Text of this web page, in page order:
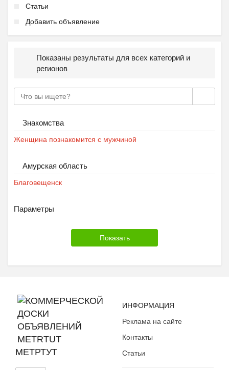
Статьи
Добавить объявление
Показаны результаты для всех категорий и
регионов
Знакомства
Женщина познакомится с мужчиной
Амурская область
Благовещенск
Параметры
МЕТРТУТ
ИНФОРМАЦИЯ
Реклама на сайте
Контакты
Статьи